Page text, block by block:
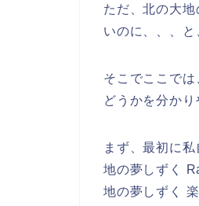
ただ、北の大
いのに、、、
そこでここで
どうかを分かり
まず、最初に
地の夢しずく
地の夢しずく